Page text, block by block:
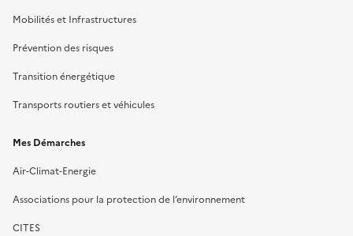
Mobilités et Infrastructures
Prévention des risques
Transition énergétique
Transports routiers et véhicules
Mes Démarches
Air-Climat-Energie
Associations pour la protection de l’environnement
CITES